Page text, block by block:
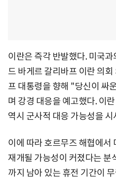
이란은 즉각 반발했다. 미국
드 바게르 갈리바프 이란 의
프 대통령을 향해 "당신이 싸
며 강경 대응을 예고했다. 이
역시 군사적 대응 가능성을 시
이에 따라 호르무즈 해협에서
재개될 가능성이 커졌다는 분
까지 남아 있는 휴전 기간이